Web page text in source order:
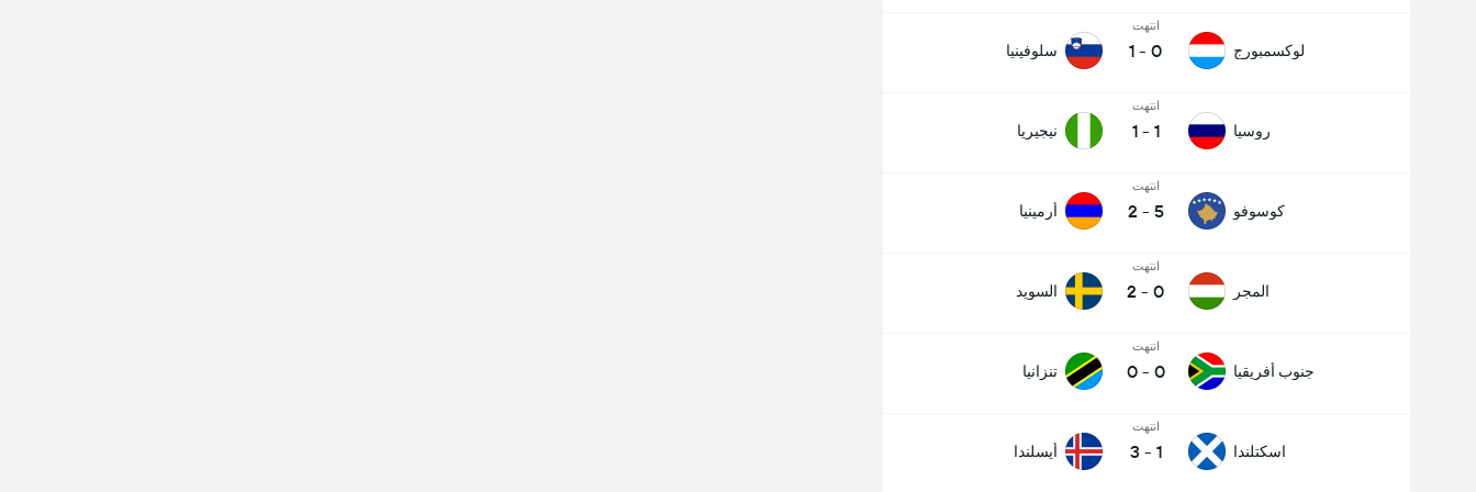
لوكسمبورج
انتهت
0
-
1 سلوفينيا
روسيا
انتهت
1
-
1 نيجيريا
كوسوفو
انتهت
5
-
2 أرمينيا
المجر
انتهت
0
-
2 السويد
جنوب أفريقيا
انتهت
0
-
0 تنزانيا
اسكتلندا
انتهت
1
-
3 أيسلندا